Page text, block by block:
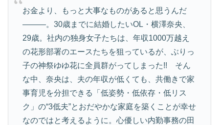
お金より、もっと大事なものがあると思うんだ
―――。30歳までに結婚したいOL・横澤奈央、
29歳。社内の独身女子たちは、年収1000万越え
の花形部署のエースたちを狙っているが、ぶりっ
子の神祭ゆゆ花に全員群がってしまった!! そん
な中、奈央は、夫の年収が低くても、共働きで家
事育児を分担できる「低姿勢・低依存・低リス
ク」の“3低夫”とおだやかな家庭を築くことが幸せ
なのではと考えるように。心優しい内勤事務の田